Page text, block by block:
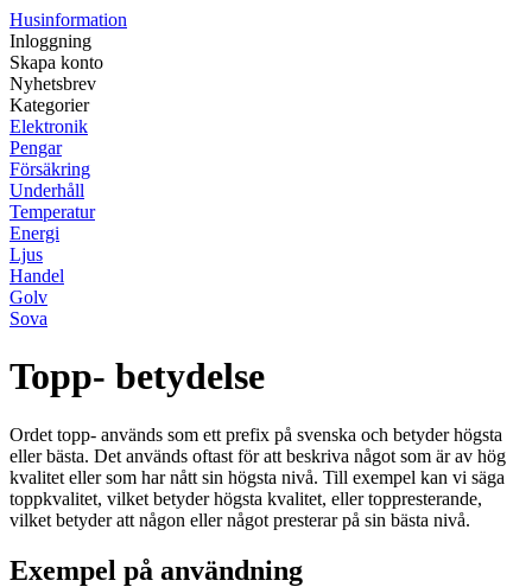
Husinformation
Inloggning
Skapa konto
Nyhetsbrev
Kategorier
Elektronik
Pengar
Försäkring
Underhåll
Temperatur
Energi
Ljus
Handel
Golv
Sova
Topp- betydelse
Ordet topp- används som ett prefix på svenska och betyder högsta
eller bästa. Det används oftast för att beskriva något som är av hög
kvalitet eller som har nått sin högsta nivå. Till exempel kan vi säga
toppkvalitet, vilket betyder högsta kvalitet, eller toppresterande,
vilket betyder att någon eller något presterar på sin bästa nivå.
Exempel på användning